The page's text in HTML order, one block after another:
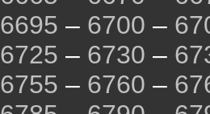
6695 – 6700 –
6725 – 6730 –
6755 – 6760 –